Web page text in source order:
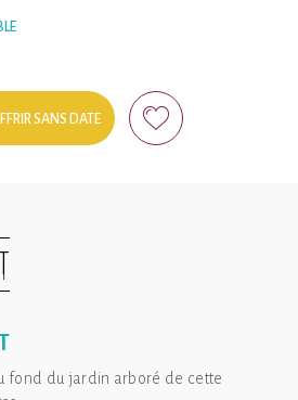
SANS DATE
fond du jardin arboré de cette